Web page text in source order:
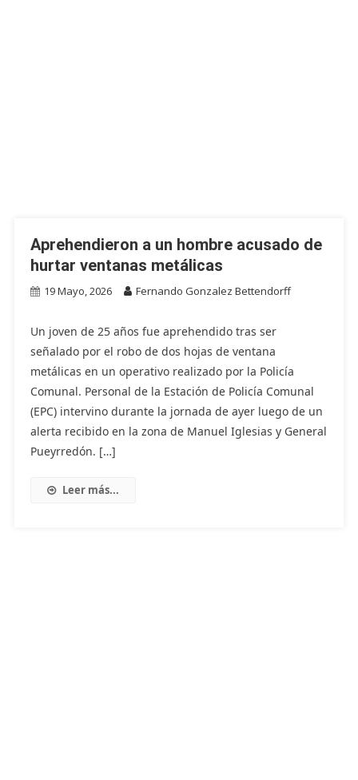
Aprehendieron a un hombre acusado de
hurtar ventanas metálicas
19 Mayo, 2026 Fernando Gonzalez Bettendorff
Un joven de 25 años fue aprehendido tras ser
señalado por el robo de dos hojas de ventana
metálicas en un operativo realizado por la Policía
Comunal. Personal de la Estación de Policía Comunal
(EPC) intervino durante la jornada de ayer luego de un
alerta recibido en la zona de Manuel Iglesias y General
Pueyrredón. […]
Leer más...